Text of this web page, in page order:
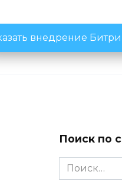
внедрение
Поиск по
Search
for: